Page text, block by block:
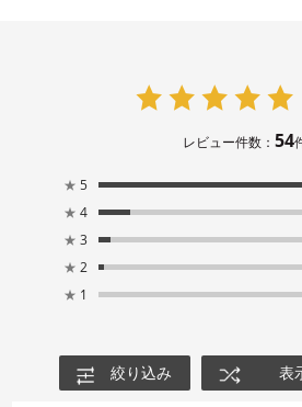
レビュー件数： 54
★ 5
★ 4
★ 3
★ 2
★ 1
絞り込み 表